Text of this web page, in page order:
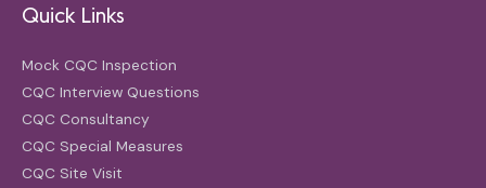
Quick Links
Mock CQC Inspection
CQC Interview Questions
CQC Consultancy
CQC Special Measures
CQC Site Visit